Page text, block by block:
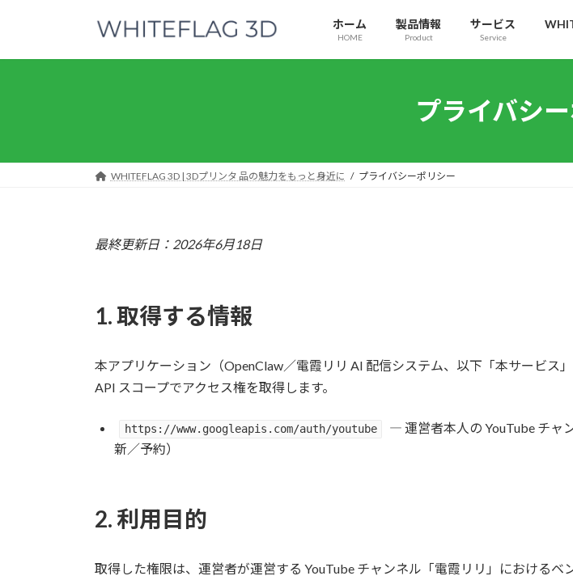
ッ
移
ホーム
HOME
製品情報
Product
サービス
Service
プライバシ
WHITEFLAG 3D | 3Dプリンタ 品の魅力をもっと身近に プライバシーポリシー
最終更新日：2026年6月18日
1. 取得する情報
本アプリケーション（OpenClaw／電霞リリ AI 配信システム、以下「本サービス
API スコープでアクセス権を取得します。
https://www.googleapis.com/auth/youtube
― 運営者本人の YouTube チャ
新／予約）
2. 利用目的
取得した権限は、運営者が運営する YouTube チャンネル「電霞リリ」における